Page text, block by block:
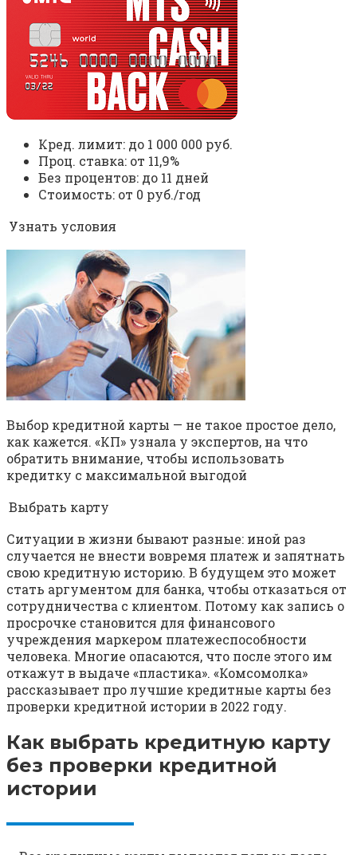
Кред. лимит: до 1 000 000 руб.
Проц. ставка: от 11,9%
Без процентов: до 11 дней
Стоимость: от 0 руб./год
Узнать условия
Выбор кредитной карты — не такое простое дело,
как кажется. «КП» узнала у экспертов, на что
обратить внимание, чтобы использовать
кредитку с максимальной выгодой
Выбрать карту
Ситуации в жизни бывают разные: иной раз
случается не внести вовремя платеж и запятнать
свою кредитную историю. В будущем это может
стать аргументом для банка, чтобы отказаться от
сотрудничества с клиентом. Потому как запись о
просрочке становится для финансового
учреждения маркером платежеспособности
человека. Многие опасаются, что после этого им
откажут в выдаче «пластика». «Комсомолка»
рассказывает про лучшие кредитные карты без
проверки кредитной истории в 2022 году.
Как выбрать кредитную карту
без проверки кредитной
истории